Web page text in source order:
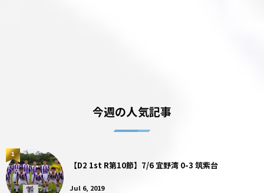
今週の人気記事
【D2 1st R第10節】7/6 宜野湾 0-3 筑紫台
Jul 6, 2019
1